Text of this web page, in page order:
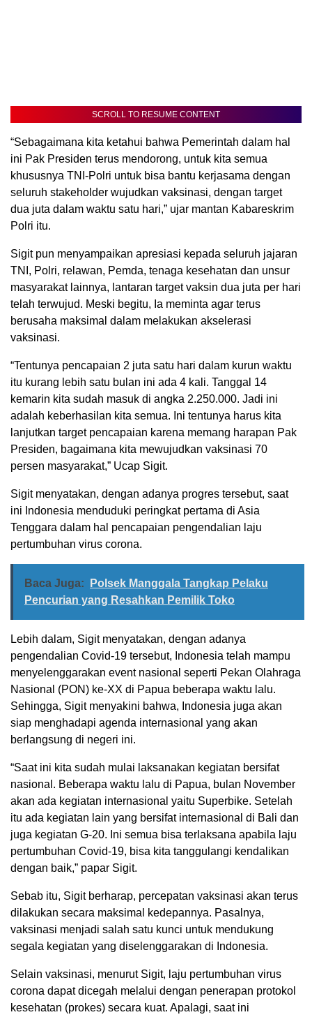
SCROLL TO RESUME CONTENT
“Sebagaimana kita ketahui bahwa Pemerintah dalam hal
ini Pak Presiden terus mendorong, untuk kita semua
khususnya TNI-Polri untuk bisa bantu kerjasama dengan
seluruh stakeholder wujudkan vaksinasi, dengan target
dua juta dalam waktu satu hari,” ujar mantan Kabareskrim
Polri itu.
Sigit pun menyampaikan apresiasi kepada seluruh jajaran
TNI, Polri, relawan, Pemda, tenaga kesehatan dan unsur
masyarakat lainnya, lantaran target vaksin dua juta per hari
telah terwujud. Meski begitu, Ia meminta agar terus
berusaha maksimal dalam melakukan akselerasi
vaksinasi.
“Tentunya pencapaian 2 juta satu hari dalam kurun waktu
itu kurang lebih satu bulan ini ada 4 kali. Tanggal 14
kemarin kita sudah masuk di angka 2.250.000. Jadi ini
adalah keberhasilan kita semua. Ini tentunya harus kita
lanjutkan target pencapaian karena memang harapan Pak
Presiden, bagaimana kita mewujudkan vaksinasi 70
persen masyarakat,” Ucap Sigit.
Sigit menyatakan, dengan adanya progres tersebut, saat
ini Indonesia menduduki peringkat pertama di Asia
Tenggara dalam hal pencapaian pengendalian laju
pertumbuhan virus corona.
Baca Juga:
Polsek Manggala Tangkap Pelaku
Pencurian yang Resahkan Pemilik Toko
Lebih dalam, Sigit menyatakan, dengan adanya
pengendalian Covid-19 tersebut, Indonesia telah mampu
menyelenggarakan event nasional seperti Pekan Olahraga
Nasional (PON) ke-XX di Papua beberapa waktu lalu.
Sehingga, Sigit menyakini bahwa, Indonesia juga akan
siap menghadapi agenda internasional yang akan
berlangsung di negeri ini.
“Saat ini kita sudah mulai laksanakan kegiatan bersifat
nasional. Beberapa waktu lalu di Papua, bulan November
akan ada kegiatan internasional yaitu Superbike. Setelah
itu ada kegiatan lain yang bersifat internasional di Bali dan
juga kegiatan G-20. Ini semua bisa terlaksana apabila laju
pertumbuhan Covid-19, bisa kita tanggulangi kendalikan
dengan baik,” papar Sigit.
Sebab itu, Sigit berharap, percepatan vaksinasi akan terus
dilakukan secara maksimal kedepannya. Pasalnya,
vaksinasi menjadi salah satu kunci untuk mendukung
segala kegiatan yang diselenggarakan di Indonesia.
Selain vaksinasi, menurut Sigit, laju pertumbuhan virus
corona dapat dicegah melalui dengan penerapan protokol
kesehatan (prokes) secara kuat. Apalagi, saat ini